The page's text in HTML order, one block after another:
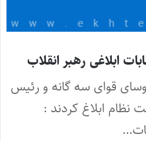
ابلاغی رهبر انقلاب
قوای سه گانه و رئیس
ابلاغ کردند :